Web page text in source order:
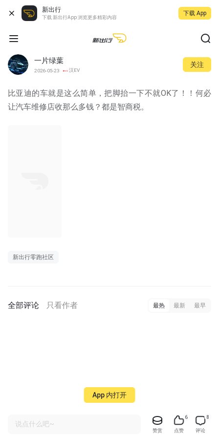
新出行
下载 新出行App 浏览更多精彩内容
下载 App
一片绿葉
2026-05-23 汉EV
关注
比亚迪的车就是这么简单，把脚抬一下不就OK了！！何必
让汽车维修店收那么多钱？都是智商税。
新出行零跑社区
全部评论 只看作者 最热 最新 最早
说点什么吧~
赞赏
6
点赞
8
评论
App 内打开